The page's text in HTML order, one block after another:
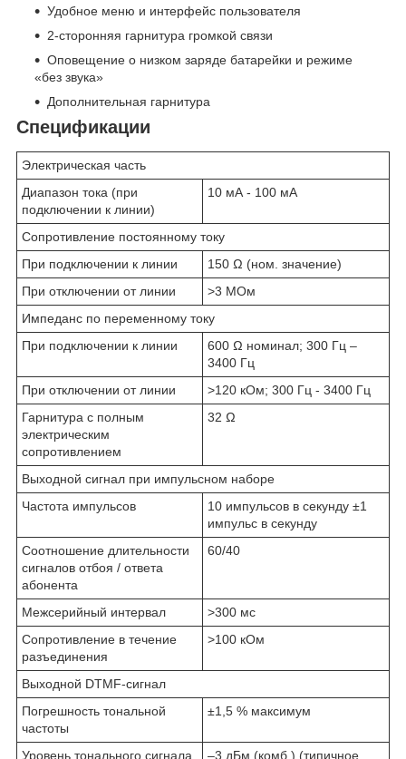
Удобное меню и интерфейс пользователя
2-сторонняя гарнитура громкой связи
Оповещение о низком заряде батарейки и режиме
«без звука»
Дополнительная гарнитура
Спецификации
Электрическая часть
Диапазон тока (при
подключении к линии)
10 мА - 100 мА
Сопротивление постоянному току
При подключении к линии
150 Ω (ном. значение)
При отключении от линии
>3 МОм
Импеданс по переменному току
При подключении к линии
600 Ω номинал; 300 Гц –
3400 Гц
При отключении от линии
>120 кОм; 300 Гц - 3400 Гц
Гарнитура с полным
электрическим
сопротивлением
32 Ω
Выходной сигнал при импульсном наборе
Частота импульсов
10 импульсов в секунду ±1
импульс в секунду
Соотношение длительности
сигналов отбоя / ответа
абонента
60/40
Межсерийный интервал
>300 мс
Сопротивление в течение
разъединения
>100 кОм
Выходной DTMF-сигнал
Погрешность тональной
частоты
±1,5 % максимум
Уровень тонального сигнала –3 дБм (комб.) (типичное